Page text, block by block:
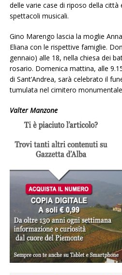
delle varie case di riposo della
spettacoli musicali.
Gino Marengo lascia la moglie
Eliana con le rispettive famiglie.
gennaio) alle 18, nella chiesa dei
rosario. Domenica mattina, alle
di Sant’Andrea, sarà celebrato il
tumulata nel cimitero
Valter Manzone